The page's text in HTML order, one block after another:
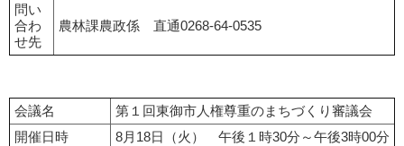
問い
合わ
せ先
農林課農政係 直通0268-64-0535
会議名
第１回東御市人権尊重のまちづくり審議会
開催日時
8月18日（火） 午後１時30分～午後3時00分